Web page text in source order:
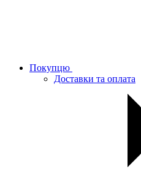
Покупцю
Доставки та оплата